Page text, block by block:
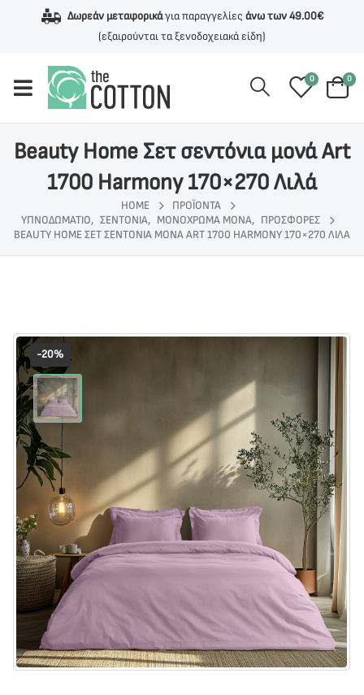
Δωρεάν μεταφορικάγια παραγγελίες άνω των 49.00€
(εξαιρούνται τα ξενοδοχειακά είδη)
0 0
Beauty Home Σετ σεντόνια μονά Art
1700 Harmony 170×270 Λιλά
HOME
ΠΡΟΪΌΝΤΑ
ΥΠΝΟΔΩΜΑΤΙΟ, ΣΕΝΤΟΝΙΑ, ΜΟΝΟΧΡΩΜΑ ΜΟΝΑ, ΠΡΟΣΦΟΡΕΣ
BEAUTY HOME ΣΕΤ ΣΕΝΤΌΝΙΑ ΜΟΝΆ ART 1700 HARMONY 170×270 ΛΙΛΆ
-20%